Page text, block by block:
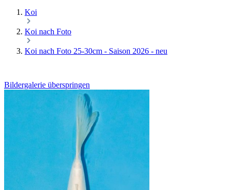
Koi
Koi nach Foto
Koi nach Foto 25-30cm - Saison 2026 - neu
Bildergalerie überspringen